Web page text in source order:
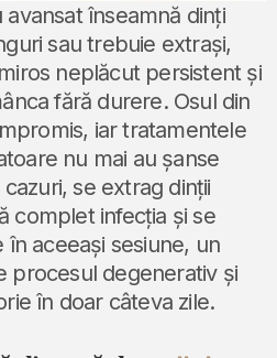
înseamnă dinți
sau trebuie extrași,
neplăcut persistent și
fără durere. Osul din
iar tratamentele
nu mai au șanse
se extrag dinții
complet infecția și se
aceeași sesiune, un
procesul degenerativ și
în doar câteva zile.